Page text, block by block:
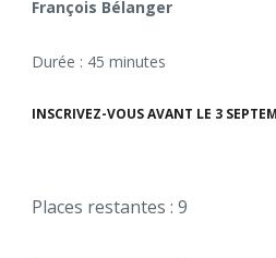
François Bélanger
Durée : 45 minutes
INSCRIVEZ-VOUS AVANT LE 3
Places restantes : 9